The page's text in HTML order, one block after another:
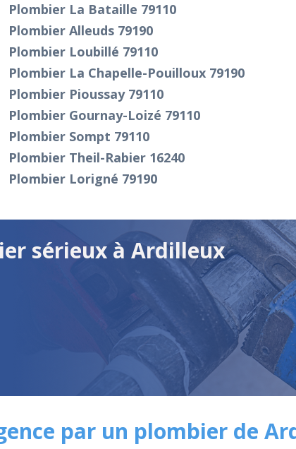
Plombier La Bataille 79110
Plombier Alleuds 79190
Plombier Loubillé 79110
Plombier La Chapelle-Pouilloux 79190
Plombier Pioussay 79110
Plombier Gournay-Loizé 79110
Plombier Sompt 79110
Plombier Theil-Rabier 16240
Plombier Lorigné 79190
sérieux à Ardilleux
par un plombier de